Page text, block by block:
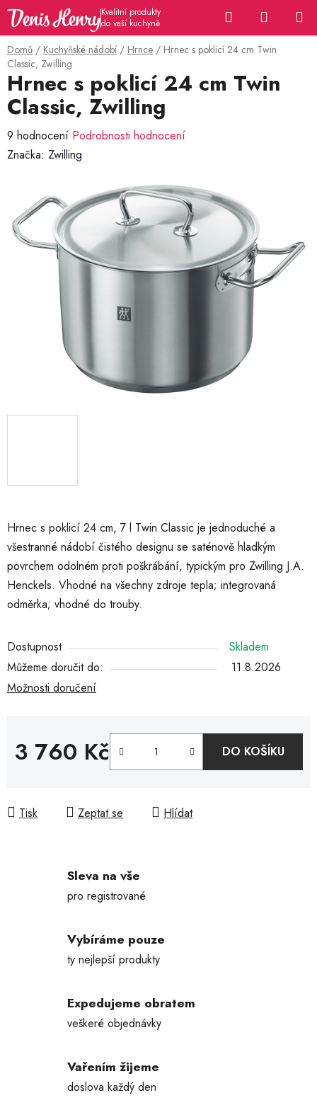
Přejít
obsah
Hledat
KOŠÍK
Domů / Kuchyňské nádobí / Hrnce / Hrnec s poklicí 24 cm Twin
Classic, Zwilling
Hrnec s poklicí 24 cm, 7 l Twin Classic je jednoduché a
všestranné nádobí čistého designu se saténově hladkým
povrchem odolném proti poškrábání, typickým pro Zwilling J.A.
Henckels. Vhodné na všechny zdroje tepla; integrovaná
odměrka; vhodné do trouby.
Dostupnost
Skladem
Můžeme doručit do:
11.8.2026
Možnosti doručení
3 760 Kč DO KOŠÍKU
Tisk Zeptat se Hlídat
Hrnec s poklicí 24 cm Twin
Classic, Zwilling
Průměrné
hodnocení
4,9
9 hodnocení Podrobnosti hodnocení
Značka: Zwilling
Sleva na vše
pro registrované
Vybíráme pouze
ty nejlepší produkty
Expedujeme obratem
veškeré objednávky
Vařením žijeme
doslova každý den